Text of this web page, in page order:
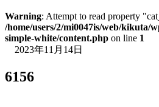
Warning: Attempt to read property
/home/users/2/mi0047is/web/kikuta/
simple-white/content.php on line 1
2023年11月14日
6156